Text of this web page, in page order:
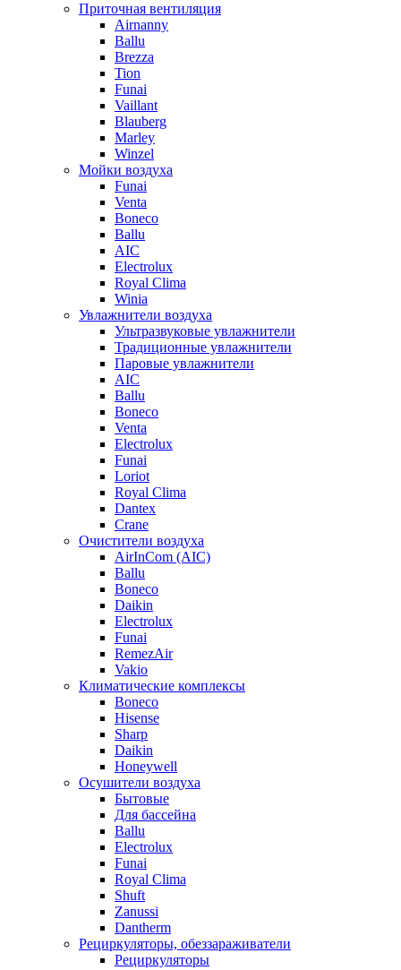
Приточная вентиляция
Airnanny
Ballu
Brezza
Tion
Funai
Vaillant
Blauberg
Marley
Winzel
Мойки воздуха
Funai
Venta
Boneco
Ballu
AIC
Electrolux
Royal Clima
Winia
Увлажнители воздуха
Ультразвуковые увлажнители
Традиционные увлажнители
Паровые увлажнители
AIC
Ballu
Boneco
Venta
Electrolux
Funai
Loriot
Royal Clima
Dantex
Crane
Очистители воздуха
AirInCom (AIC)
Ballu
Boneco
Daikin
Electrolux
Funai
RemezAir
Vakio
Климатические комплексы
Boneco
Hisense
Sharp
Daikin
Honeywell
Осушители воздуха
Бытовые
Для бассейна
Ballu
Electrolux
Funai
Royal Clima
Shuft
Zanussi
Dantherm
Рециркуляторы, обеззараживатели
Рециркуляторы